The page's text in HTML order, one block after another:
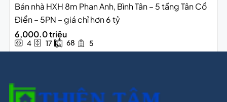
Bán nhà HXH 8m Phan Anh, Bình Tân – 5 tầng Tân Cổ
Điển – 5PN – giá chỉ hơn 6 tỷ
6,000.0 triệu
4 17 68 5